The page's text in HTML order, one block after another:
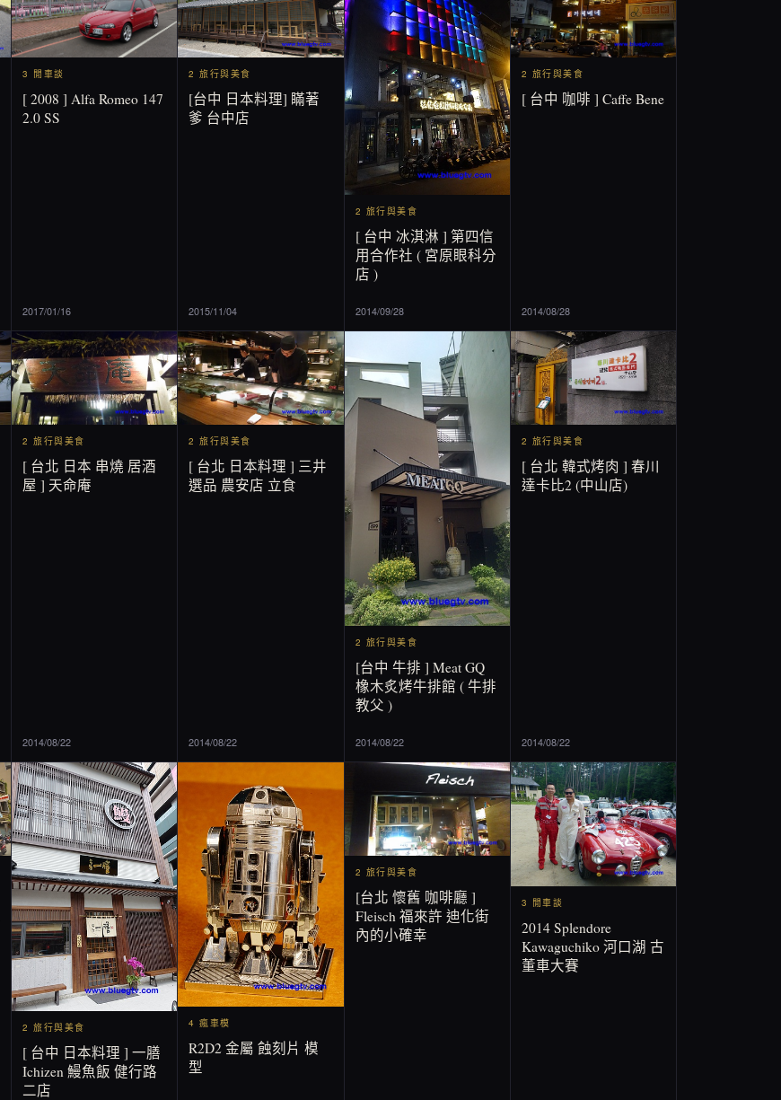
3 閒車談
[ 2008 ] Alfa Romeo 147
2.0 SS
2017/01/16
2 旅行與美食
[台中 日本料理] 瞞著
爹 台中店
2015/11/04
2 旅行與美食
[ 台中 冰淇淋 ] 第四信
用合作社 ( 宮原眼科分
店 )
2014/09/28
2 旅行與美食
[ 台中 咖啡 ] Caffe Bene
2014/08/28
2 旅行與美食
[ 台北 日本 串燒 居酒
屋 ] 天命庵
2014/08/22
2 旅行與美食
[ 台北 日本料理 ] 三井
選品 農安店 立食
2014/08/22
2 旅行與美食
[台中 牛排 ] Meat GQ
橡木炙烤牛排館 ( 牛排
教父 )
2014/08/22
2 旅行與美食
[ 台北 韓式烤肉 ] 春川
達卡比2 (中山店)
2014/08/22
2 旅行與美食
[ 台中 日本料理 ] 一膳
Ichizen 鰻魚飯 健行路
二店
4 瘋車模
R2D2 金屬 蝕刻片 模
型
2 旅行與美食
[台北 懷舊 咖啡廳 ]
Fleisch 福來許 迪化街
內的小確幸
3 閒車談
2014 Splendore
Kawaguchiko 河口湖 古
董車大賽